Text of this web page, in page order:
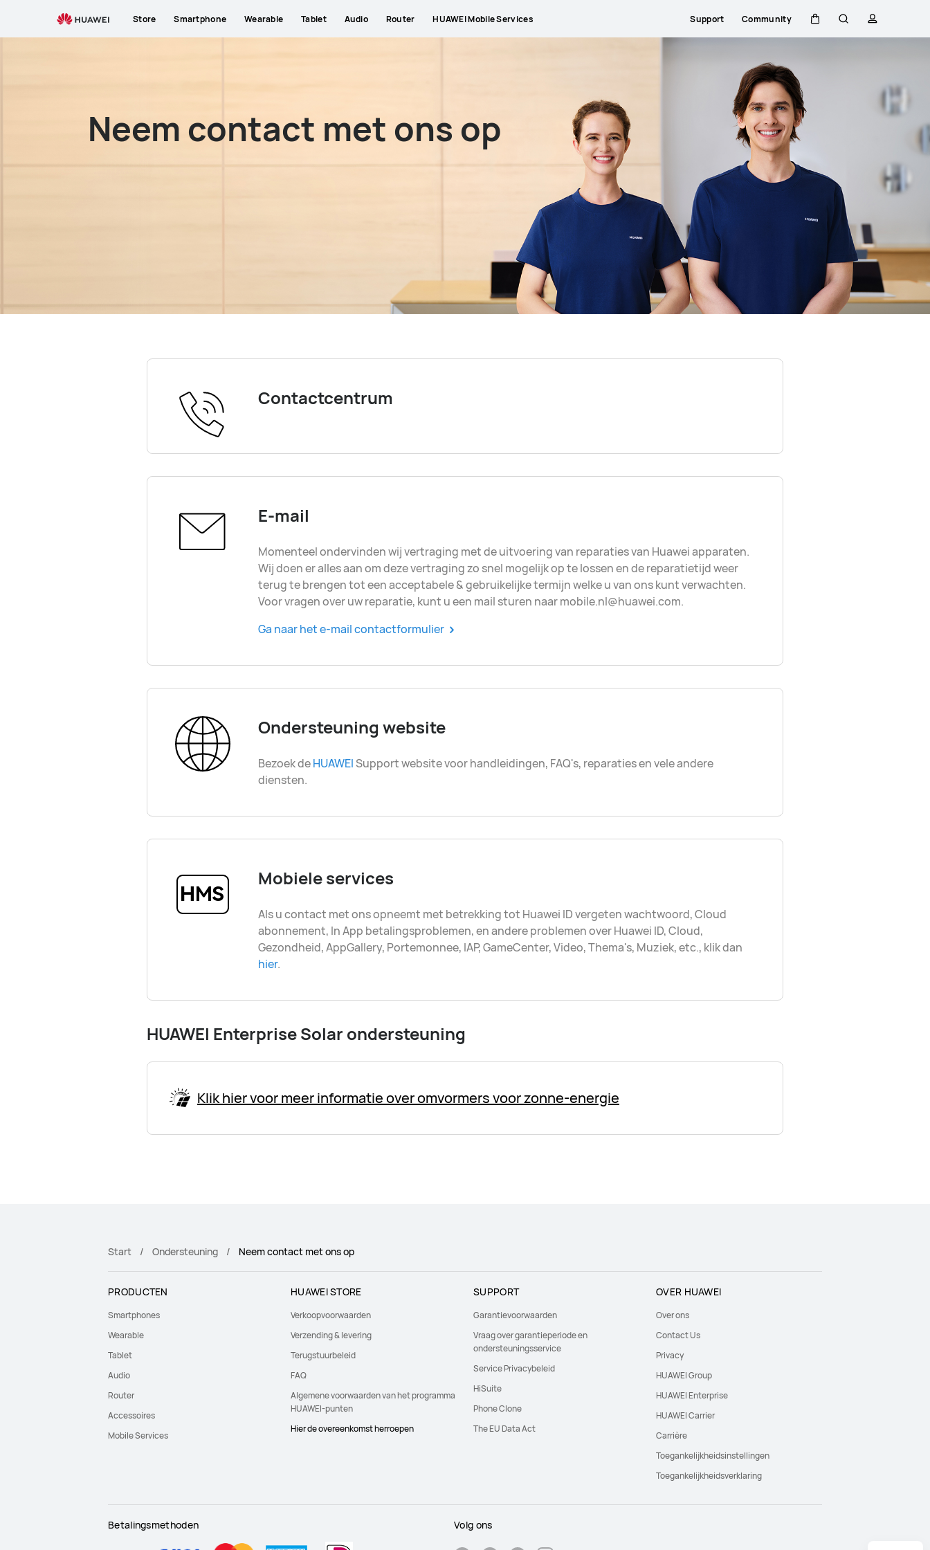
met
Store Smartphone Wearable Tablet Audio Router HUAWEI Mobile Services Support Community
Kar Zoekenprofiel
Neem contact met ons op
Contactcentrum
E-mail
Momenteel ondervinden wij vertraging met de uitvoering van reparaties van Huawei apparaten.
Wij doen er alles aan om deze vertraging zo snel mogelijk op te lossen en de reparatietijd weer
terug te brengen tot een acceptabele & gebruikelijke termijn welke u van ons kunt verwachten.
Voor vragen over uw reparatie, kunt u een mail sturen naar mobile.nl@huawei.com.
Ga naar het e-mail contactformulier
Ondersteuning website
Bezoek deHUAWEI Support website voor handleidingen, FAQ's, reparaties en vele andere
diensten.
Mobiele services
Als u contact met ons opneemt met betrekking tot Huawei ID vergeten wachtwoord, Cloud
abonnement, In App betalingsproblemen, en andere problemen over Huawei ID, Cloud,
Gezondheid, AppGallery, Portemonnee, IAP, GameCenter, Video, Thema's, Muziek, etc., klik dan
hier.
HUAWEI Enterprise Solar ondersteuning
Klik hier voor meer informatie over omvormers voor zonne-energie
Start Ondersteuning Neem contact met ons op
PRODUCTEN
Smartphones
Wearable
Tablet
Audio
Router
Accessoires
Mobile Services
HUAWEI STORE
Verkoopvoorwaarden
Verzending & levering
Terugstuurbeleid
FAQ
Algemene voorwaarden van het programma
HUAWEI-punten
Hier de overeenkomst herroepen
SUPPORT
Garantievoorwaarden
Vraag over garantieperiode en
ondersteuningsservice
Service Privacybeleid
HiSuite
Phone Clone
The EU Data Act
OVER HUAWEI
Over ons
Contact Us
Privacy
HUAWEI Group
HUAWEI Enterprise
HUAWEI Carrier
Carrière
Toegankelijkheidsinstellingen
Toegankelijkheidsverklaring
Betalingsmethoden Volg ons